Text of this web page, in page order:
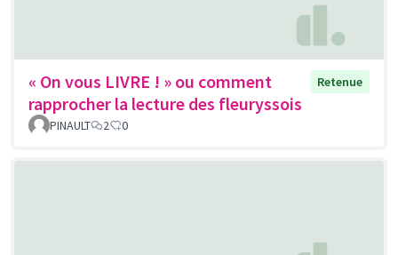
« On vous LIVRE ! » ou comment
rapprocher la lecture des fleuryssois
Retenue
PINAULT 2 0